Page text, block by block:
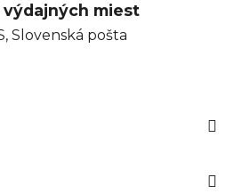
výdajných miest
Slovenská pošta